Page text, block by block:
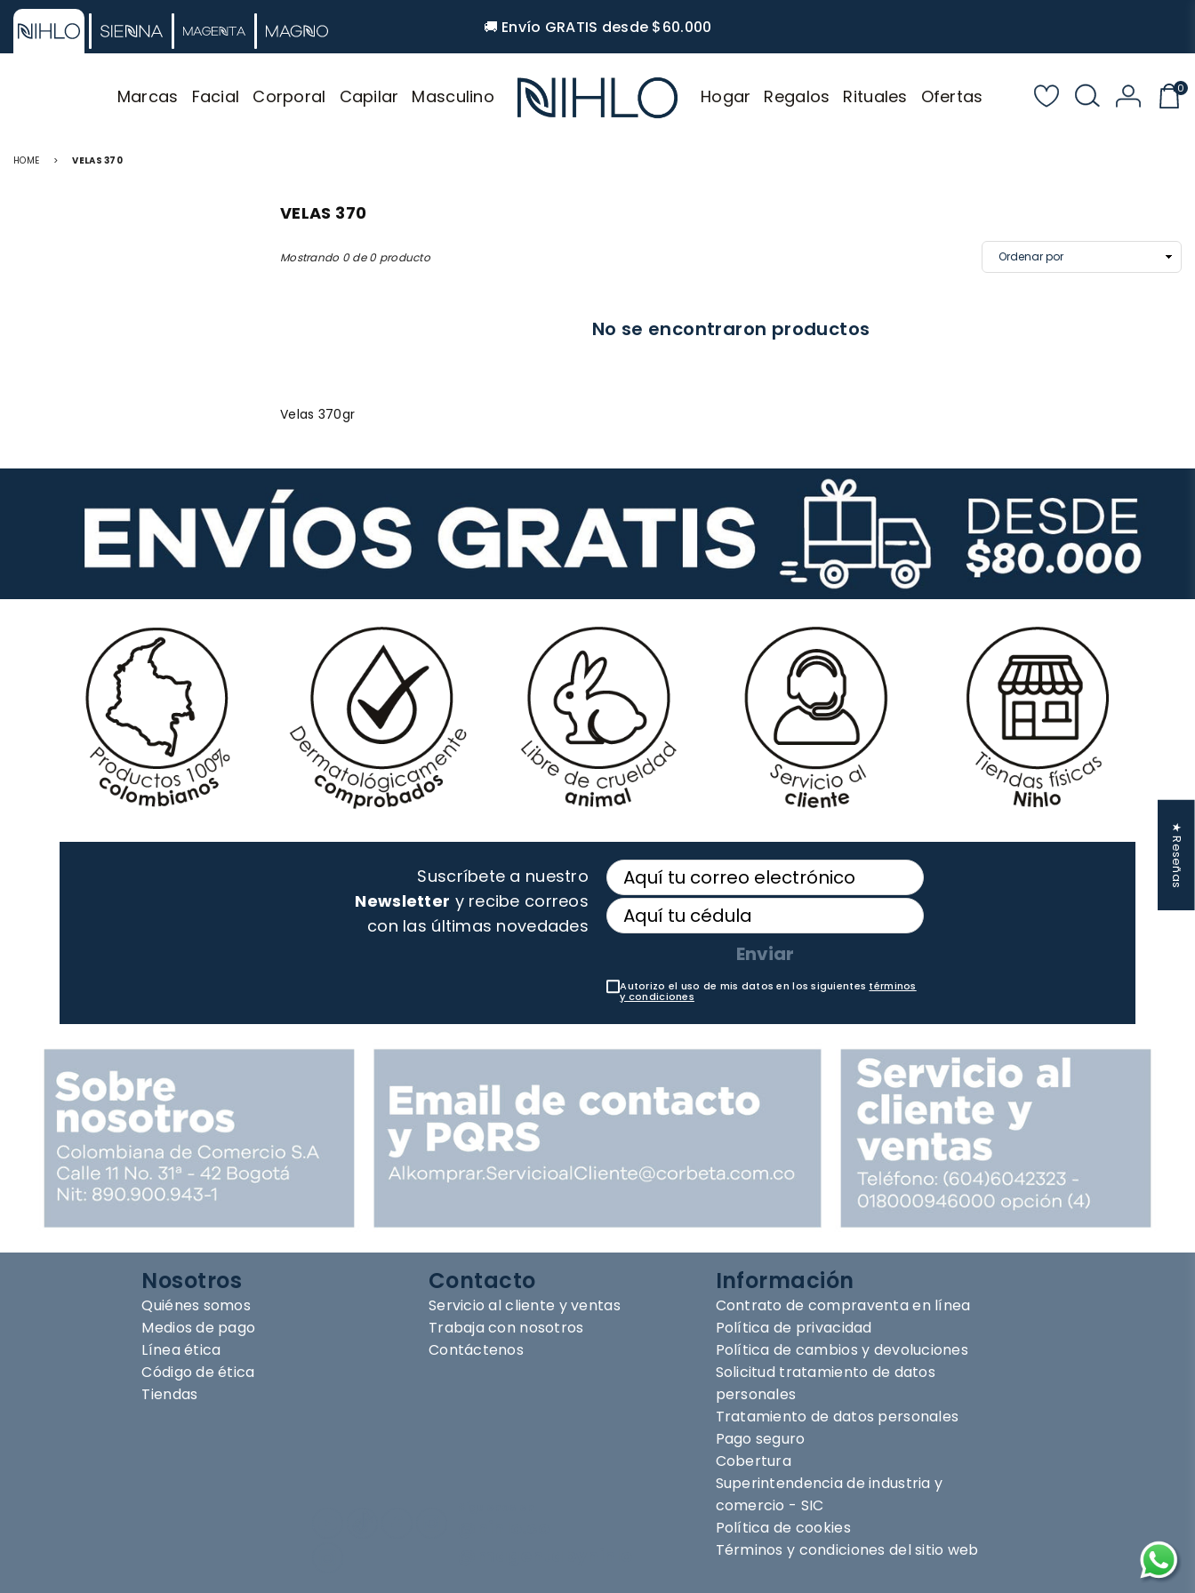
🚚 Envío GRATIS desde $60.000
Marcas Facial Corporal Capilar Masculino Hogar Regalos Rituales Ofertas 0
HOME > VELAS 370
VELAS 370
Mostrando 0 de 0 producto
No se encontraron productos
Velas 370gr
Suscríbete a nuestro
Newsletter y recibe correos
con las últimas novedades
Enviar
Autorizo el uso de mis datos en los siguientes términos
y condiciones
Nosotros
Quiénes somos
Medios de pago
Línea ética
Código de ética
Tiendas
Contacto
Servicio al cliente y ventas
Trabaja con nosotros
Contáctenos
Información
Contrato de compraventa en línea
Política de privacidad
Política de cambios y devoluciones
Solicitud tratamiento de datos
personales
Tratamiento de datos personales
Pago seguro
Cobertura
Superintendencia de industria y
comercio - SIC
Política de cookies
Términos y condiciones del sitio web
★ Reseñas